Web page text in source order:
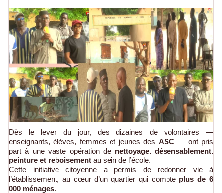
Dès le lever du jour, des dizaines de volontaires —
enseignants, élèves, femmes et jeunes des ASC— ont pris
part à une vaste opération de nettoyage, désensablement,
peinture et reboisement au sein de l’école.
Cette initiative citoyenne a permis de redonner vie à
l’établissement, au cœur d’un quartier qui compte plus de 6
000 ménages.